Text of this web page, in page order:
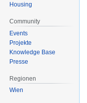
Housing
Community
Events
Projekte
Knowledge Base
Presse
Regionen
Wien